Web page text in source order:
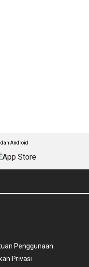
Android
Penggunaan
Privasi